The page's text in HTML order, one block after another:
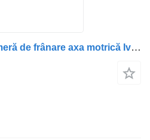
Тормозная камера Cameră de frânare axa motrică Iveco 99482723/41285073 для грузовика